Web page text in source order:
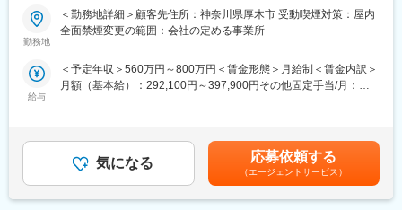
◇幅広い組み込み案件への参画機会
・車載・家電・産業機器・IoTなど多領域を担当
変更の範囲：会社の定める業務
～転職回数多い方でも歓迎／業界トップクラスの平均年収600万
円越え／東証プライム上場G業界大手／多くの業界に展開するこ
とで安定◎／研修費用は売上の8%を投資／平均残業月20H程度／
■職務内容：
- シミュレーションを用いた画素特性の予測と検証
- 業務効率化を目的としたソフトウエア開発
勤務地
＜勤務地詳細＞顧客先住所：神奈川県厚木市 受動喫煙対策：屋内
全面禁煙変更の範囲：会社の定める事業所
給与
＜予定年収＞560万円～800万円＜賃金形態＞月給制＜賃金内訳＞
月額（基本給）：292,100円～397,900円その他固定手当/月：
じて上下する可能性があります。月給(月額)は固定手当を含めた表
記です。気になる 応募依頼する
（エージェントサービス）